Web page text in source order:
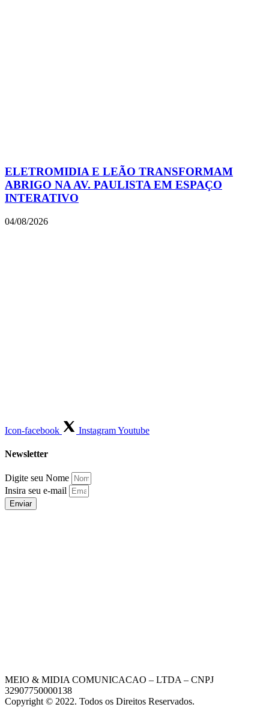
ELETROMIDIA E LEÃO TRANSFORMAM
ABRIGO NA AV. PAULISTA EM ESPAÇO
INTERATIVO
04/08/2026
Icon-facebook InstagramYoutube
Newsletter
Digite seu Nome
Insira seu e-mail
Enviar
MEIO & MIDIA COMUNICACAO – LTDA – CNPJ
32907750000138
Copyright © 2022. Todos os Direitos Reservados.